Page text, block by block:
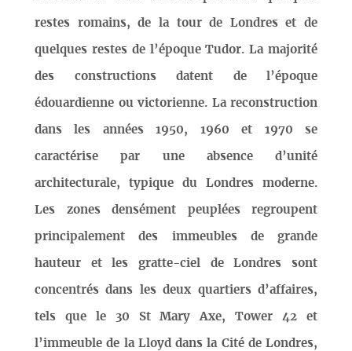
restes romains, de la tour de Londres et de
quelques restes de l’époque Tudor. La majorité
des constructions datent de l’époque
édouardienne ou victorienne. La reconstruction
dans les années 1950, 1960 et 1970 se
caractérise par une absence d’unité
architecturale, typique du Londres moderne.
Les zones densément peuplées regroupent
principalement des immeubles de grande
hauteur et les gratte-ciel de Londres sont
concentrés dans les deux quartiers d’affaires,
tels que le 30 St Mary Axe, Tower 42 et
l’immeuble de la Lloyd dans la Cité de Londres,